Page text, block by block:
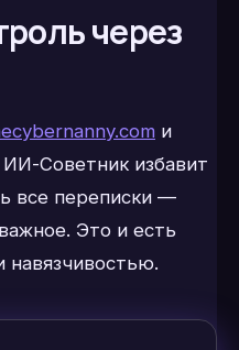
через
и
Советник избавит
все переписки —
Это и есть
навязчивостью.